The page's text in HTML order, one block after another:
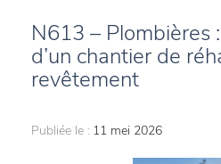
N613 – Plombières
d’un chantier de
revêtement
Publiée le : 11 mei 2026